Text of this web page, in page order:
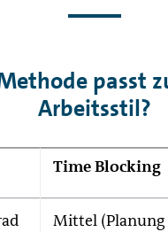
passt
Arbeitsstil?
Time Blocking
Mittel